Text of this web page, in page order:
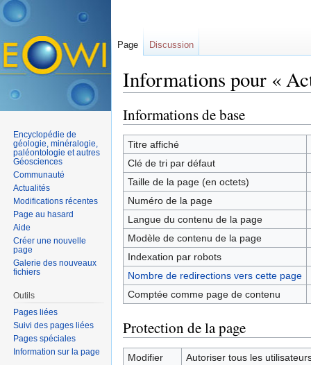
Informations pour «
Informations de base
Titre affiché
Clé de tri par défaut
Taille de la page (en octets)
Numéro de la page
Langue du contenu de la page
Modèle de contenu de la page
Indexation par robots
Nombre de redirections vers cette page
Comptée comme page de contenu
Protection de la page
Modifier
Autoriser tous les
Page Discussion
Encyclopédie de
géologie, minéralogie,
paléontologie et autres
Géosciences
Communauté
Actualités
Modifications récentes
Page au hasard
Aide
Créer une nouvelle
page
Galerie des nouveaux
fichiers
Outils
Pages liées
Suivi des pages liées
Pages spéciales
Information sur la page